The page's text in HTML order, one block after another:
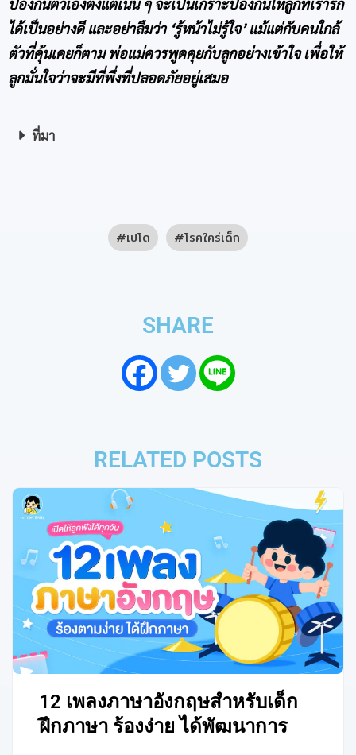
ได้เป็นอย่างดี และอย่าลืมว่า ‘รู้หน้าไม่รู้ใจ’ แม้แต่กับคนใกล้
ตัวที่คุ้นเคยก็ตาม พ่อแม่ควรพูดคุยกับลูกอย่างเข้าใจ เพื่อให้
ลูกมั่นใจว่าจะมีที่พึ่งที่ปลอดภัยอยู่เสมอ
ที่มา
เปโด โรคใคร่เด็ก
SHARE
RELATED POSTS
12 เพลงภาษาอังกฤษสำหรับเด็ก
ฝึกภาษา ร้องง่าย ได้พัฒนาการ